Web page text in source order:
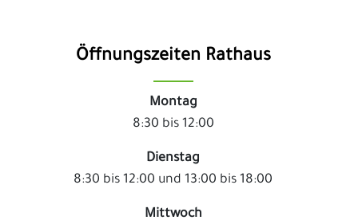
Öffnungszeiten Rathaus
Montag
8:30 bis 12:00
Dienstag
8:30 bis 12:00 und 13:00 bis 18:00
Mittwoch